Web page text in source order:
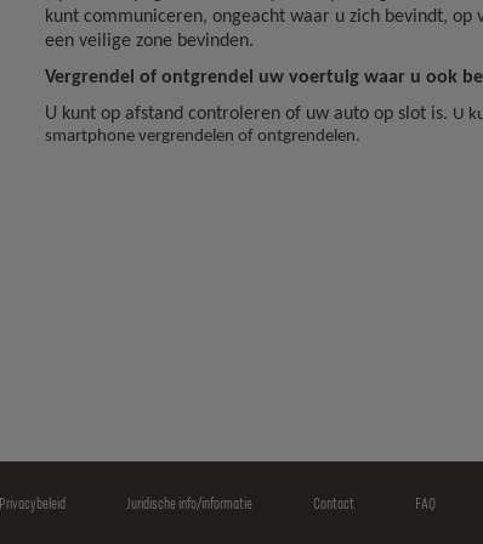
kunt communiceren, ongeacht waar u zich bevindt,
een veilige zone bevinden.
Vergrendel of ontgrendel uw voertuig waar u ook
U kunt op afstand controleren of uw auto op slot is. U
smartphone vergrendelen of ontgrendelen.
FAQ
Contact
Juridische info/informatie
Privacybeleid